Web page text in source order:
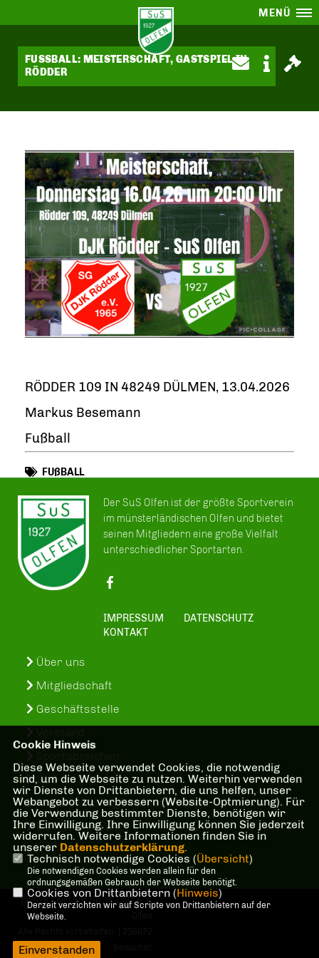
MENÜ
FUSSBALL: MEISTERSCHAFT, GASTSPIEL IN R
ÖDDER
RÖDDER 109 IN 48249 DÜLMEN, 13.04.2026
Markus Besemann
Fußball
FUßBALL
Der SuS Olfen ist der größte Sportverein
im münsterländischen Olfen und bietet
seinen Mitgliedern eine große Vielfalt
unterschiedlicher Sportarten.
IMPRESSUM
DATENSCHUTZ
KONTAKT
Über uns
Mitgliedschaft
Geschäftsstelle
Sportabzeichen
SuS-In-Treff
Kinder- und Jugenschutzkonzept
Bankverbindung
@2026 Spiel und Sport 1927 e. V.
Cookie Hinweis
Diese Webseite verwendet Cookies, die notwendig
sind, um die Webseite zu nutzen. Weiterhin verwenden
wir Dienste von Drittanbietern, die uns helfen, unser
Webangebot zu verbessern (Website-Optmierung). Für
die Verwendung bestimmter Dienste, benötigen wir
Ihre Einwilligung. Ihre Einwilligung können Sie jederzeit
widerrufen. Weitere Informationen finden Sie in
unserer Datenschutzerklärung.
Technisch notwendige Cookies (Übersicht)
Die notwendigen Cookies werden allein für den
ordnungsgemäßen Gebrauch der Webseite benötigt.
Cookies von Drittanbietern (Hinweis)
Derzeit verzichten wir auf Scripte von Drittanbietern auf der
Webseite.
Einverstanden